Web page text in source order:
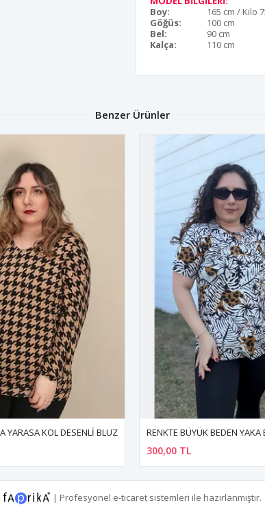
Boy:
165 cm / Kilo
Göğüs:
100 cm
Bel:
90 cm
Kalça:
110 cm
Benzer Ürünler
RENKTE BÜYÜK BEDEN YAKA BROŞLU DESENLİ BLUZ
400,00 TL
| Profesyonel e-ticaret sistemleri ile hazırlanmıştır.